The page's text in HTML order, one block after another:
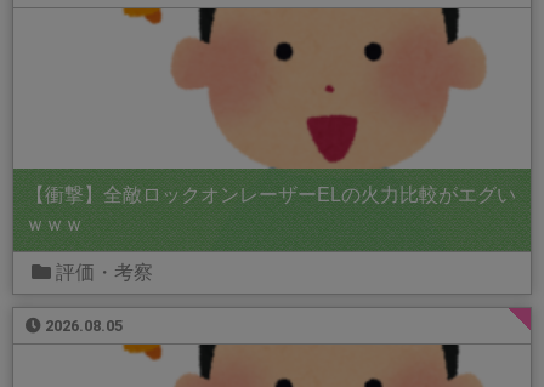
【衝撃】全敵ロックオンレーザーELの火力比較がエグい
ｗｗｗ
評価・考察
2026.08.05